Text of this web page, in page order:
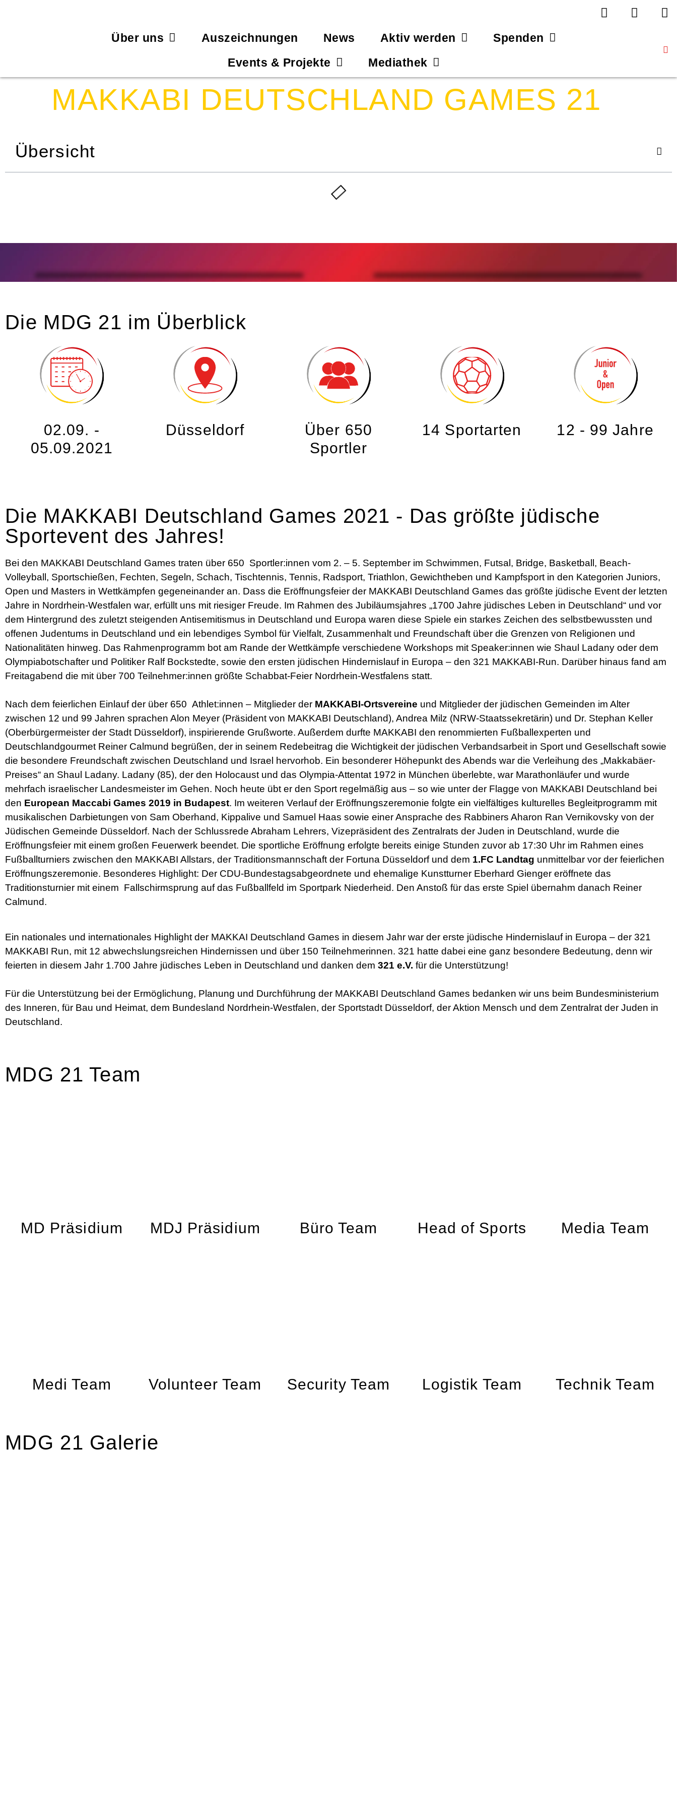
Über uns Auszeichnungen News Aktiv werden
Spenden
Events & Projekte
Mediathek
MAKKABI DEUTSCHLAND GAMES 21
Übersicht
Die MDG 21 im Überblick
02.09. -
05.09.2021
Düsseldorf
Über 650
Sportler
14 Sportarten 12 - 99 Jahre
Die MAKKABI Deutschland Games 2021 - Das größte jüdische
Sportevent des Jahres!
Bei den MAKKABI Deutschland Games traten über 650 Sportler:innen vom 2. – 5. September im Schwimmen, Futsal, Bridge, Basketball, Beach-
Volleyball, Sportschießen, Fechten, Segeln, Schach, Tischtennis, Tennis, Radsport, Triathlon, Gewichtheben und Kampfsport in den Kategorien Juniors,
Open und Masters in Wettkämpfen gegeneinander an. Dass die Eröffnungsfeier der MAKKABI Deutschland Games das größte jüdische Event der letzten
Jahre in Nordrhein-Westfalen war, erfüllt uns mit riesiger Freude. Im Rahmen des Jubiläumsjahres „1700 Jahre jüdisches Leben in Deutschland“ und vor
dem Hintergrund des zuletzt steigenden Antisemitismus in Deutschland und Europa waren diese Spiele ein starkes Zeichen des selbstbewussten und
offenen Judentums in Deutschland und ein lebendiges Symbol für Vielfalt, Zusammenhalt und Freundschaft über die Grenzen von Religionen und
Nationalitäten hinweg. Das Rahmenprogramm bot am Rande der Wettkämpfe verschiedene Workshops mit Speaker:innen wie Shaul Ladany oder dem
Olympiabotschafter und Politiker Ralf Bockstedte, sowie den ersten jüdischen Hindernislauf in Europa – den 321 MAKKABI-Run. Darüber hinaus fand am
Freitagabend die mit über 700 Teilnehmer:innen größte Schabbat-Feier Nordrhein-Westfalens statt.
Nach dem feierlichen Einlauf der über 650 Athlet:innen – Mitglieder der MAKKABI-Ortsvereine und Mitglieder der jüdischen Gemeinden im Alter
zwischen 12 und 99 Jahren sprachen Alon Meyer (Präsident von MAKKABI Deutschland), Andrea Milz (NRW-Staatssekretärin) und Dr. Stephan Keller
(Oberbürgermeister der Stadt Düsseldorf), inspirierende Grußworte. Außerdem durfte MAKKABI den renommierten Fußballexperten und
Deutschlandgourmet Reiner Calmund begrüßen, der in seinem Redebeitrag die Wichtigkeit der jüdischen Verbandsarbeit in Sport und Gesellschaft sowie
die besondere Freundschaft zwischen Deutschland und Israel hervorhob. Ein besonderer Höhepunkt des Abends war die Verleihung des „Makkabäer-
Preises“ an Shaul Ladany. Ladany (85), der den Holocaust und das Olympia-Attentat 1972 in München überlebte, war Marathonläufer und wurde
mehrfach israelischer Landesmeister im Gehen. Noch heute übt er den Sport regelmäßig aus – so wie unter der Flagge von MAKKABI Deutschland bei
den European Maccabi Games 2019 in Budapest. Im weiteren Verlauf der Eröffnungszeremonie folgte ein vielfältiges kulturelles Begleitprogramm mit
musikalischen Darbietungen von Sam Oberhand, Kippalive und Samuel Haas sowie einer Ansprache des Rabbiners Aharon Ran Vernikovsky von der
Jüdischen Gemeinde Düsseldorf. Nach der Schlussrede Abraham Lehrers, Vizepräsident des Zentralrats der Juden in Deutschland, wurde die
Eröffnungsfeier mit einem großen Feuerwerk beendet. Die sportliche Eröffnung erfolgte bereits einige Stunden zuvor ab 17:30 Uhr im Rahmen eines
Fußballturniers zwischen den MAKKABI Allstars, der Traditionsmannschaft der Fortuna Düsseldorf und dem 1.FC Landtag unmittelbar vor der feierlichen
Eröffnungszeremonie. Besonderes Highlight: Der CDU-Bundestagsabgeordnete und ehemalige Kunstturner Eberhard Gienger eröffnete das
Traditionsturnier mit einem Fallschirmsprung auf das Fußballfeld im Sportpark Niederheid. Den Anstoß für das erste Spiel übernahm danach Reiner
Calmund.
Ein nationales und internationales Highlight der MAKKAI Deutschland Games in diesem Jahr war der erste jüdische Hindernislauf in Europa – der 321
MAKKABI Run, mit 12 abwechslungsreichen Hindernissen und über 150 Teilnehmerinnen. 321 hatte dabei eine ganz besondere Bedeutung, denn wir
feierten in diesem Jahr 1.700 Jahre jüdisches Leben in Deutschland und danken dem 321 e.V. für die Unterstützung!
Für die Unterstützung bei der Ermöglichung, Planung und Durchführung der MAKKABI Deutschland Games bedanken wir uns beim Bundesministerium
des Inneren, für Bau und Heimat, dem Bundesland Nordrhein-Westfalen, der Sportstadt Düsseldorf, der Aktion Mensch und dem Zentralrat der Juden in
Deutschland.
MDG 21 Team
MD Präsidium MDJ Präsidium Büro Team Head of Sports Media Team
Medi Team Volunteer Team Security Team Logistik Team Technik Team
MDG 21 Galerie